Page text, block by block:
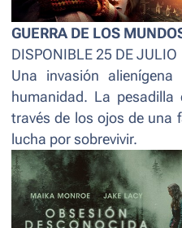
GUERRA DE LOS
DISPONIBLE 25 DE JULIO
Una invasión
humanidad. La
través de los ojos de una
lucha por sobrevivir.